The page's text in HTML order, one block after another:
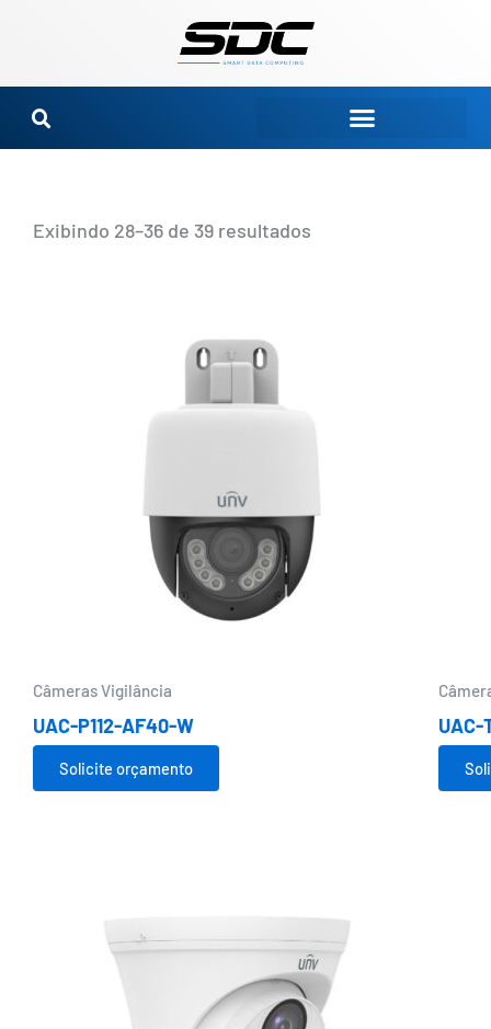
conteúdo
Exibindo 28–36 de 39 resultados
Câmeras Vigilância
UAC-P112-AF40-W
Solicite orçamento
UAC-